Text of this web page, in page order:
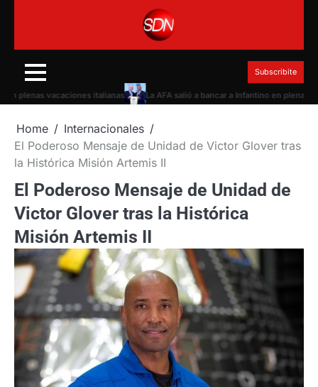
Subscribite
plenas vacaciones italianas La AFA salió a bancar a Infantino en plena
Home
Internacionales
El Poderoso Mensaje de Unidad de Victor Glover tras
la Histórica Misión Artemis II
El Poderoso Mensaje de Unidad de
Victor Glover tras la Histórica
Misión Artemis II